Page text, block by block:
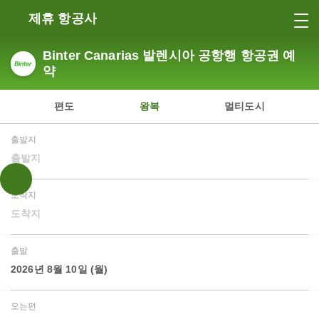
제휴 항공사
Binter Canarias 발렌시아 공항행 항공권 예
약
편도 왕복 멀티도시
출발지
출발지
도착지
도착지
출발
2026년 8월 10일 (월)
오는편